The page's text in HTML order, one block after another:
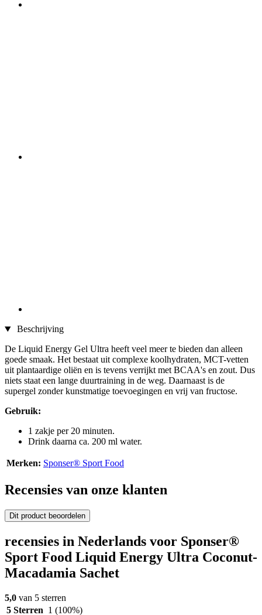
Beschrijving
De Liquid Energy Gel Ultra heeft veel meer te bieden dan alleen
goede smaak. Het bestaat uit complexe koolhydraten, MCT-vetten
uit plantaardige oliën en is tevens verrijkt met BCAA's en zout. Dus
niets staat een lange duurtraining in de weg. Daarnaast is de
supergel zonder kunstmatige toevoegingen en vrij van fructose.
Gebruik:
1 zakje per 20 minuten.
Drink daarna ca. 200 ml water.
Merken: Sponser® Sport Food
Recensies van onze klanten
Dit product beoordelen
recensies in Nederlands voor Sponser®
Sport Food Liquid Energy Ultra Coconut-
Macadamia Sachet
5,0 van 5 sterren
5 Sterren 1 (100%)